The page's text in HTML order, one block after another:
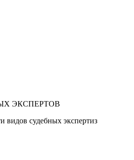
ЭКСПЕРТОВ
видов судебных экспертиз